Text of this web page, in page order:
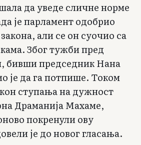
да уведе сличне норме
је парламент одобрио
али се он суочио са
Због тужби пред
бивши председник Нана
је да га потпише. Током
ступања на дужност
Драманија Махаме,
покренули ову
је до новог гласања.